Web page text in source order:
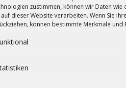
zustimmen, können wir Daten
auf dieser Website verarbeiten. Wenn Sie
können bestimmte Merkmale
2017 etwas weniger
leicht unter dem Niveau des
am Donnerstag mitteilte. ...